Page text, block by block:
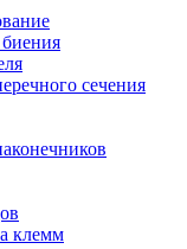
сечения
клемм